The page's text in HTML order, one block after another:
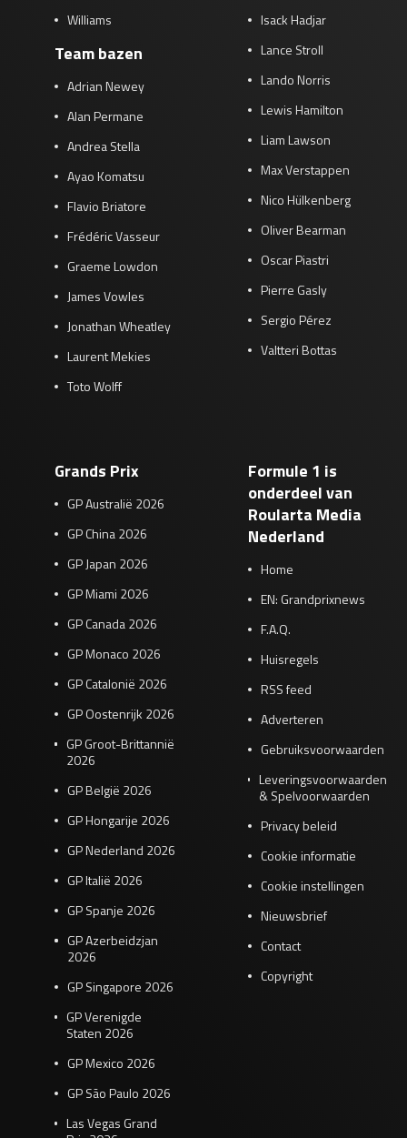
Williams
Team bazen
Adrian Newey
Alan Permane
Andrea Stella
Ayao Komatsu
Flavio Briatore
Frédéric Vasseur
Graeme Lowdon
James Vowles
Jonathan Wheatley
Laurent Mekies
Toto Wolff
Isack Hadjar
Lance Stroll
Lando Norris
Lewis Hamilton
Liam Lawson
Max Verstappen
Nico Hülkenberg
Oliver Bearman
Oscar Piastri
Pierre Gasly
Sergio Pérez
Valtteri Bottas
Grands Prix
GP Australië 2026
GP China 2026
GP Japan 2026
GP Miami 2026
GP Canada 2026
GP Monaco 2026
GP Catalonië 2026
GP Oostenrijk 2026
GP Groot-Brittannië
2026
GP België 2026
GP Hongarije 2026
GP Nederland 2026
GP Italië 2026
GP Spanje 2026
GP Azerbeidzjan
2026
GP Singapore 2026
GP Verenigde
Staten 2026
GP Mexico 2026
GP São Paulo 2026
Las Vegas Grand
Formule 1 is
onderdeel van
Roularta Media
Nederland
Home
EN: Grandprixnews
F.A.Q.
Huisregels
RSS feed
Adverteren
Gebruiksvoorwaarden
Leveringsvoorwaarden
& Spelvoorwaarden
Privacy beleid
Cookie informatie
Cookie instellingen
Nieuwsbrief
Contact
Copyright